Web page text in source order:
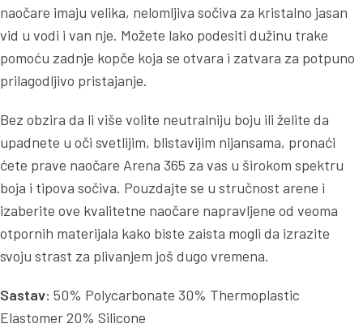
naočare imaju velika, nelomljiva sočiva za kristalno jasan
vid u vodi i van nje. Možete lako podesiti dužinu trake
pomoću zadnje kopče koja se otvara i zatvara za potpuno
prilagodljivo pristajanje.
Bez obzira da li više volite neutralniju boju ili želite da
upadnete u oči svetlijim, blistavijim nijansama, pronaći
ćete prave naočare Arena 365 za vas u širokom spektru
boja i tipova sočiva. Pouzdajte se u stručnost arene i
izaberite ove kvalitetne naočare napravljene od veoma
otpornih materijala kako biste zaista mogli da izrazite
svoju strast za plivanjem još dugo vremena.
Sastav: 50% Polycarbonate 30% Thermoplastic
Elastomer 20% Silicone